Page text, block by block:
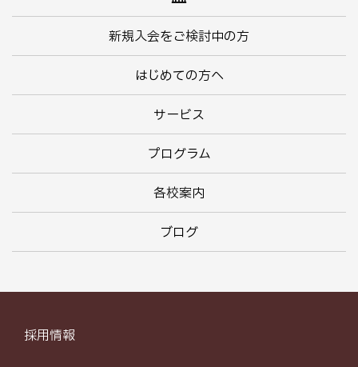
新規入会をご検討中の方
はじめての方へ
サービス
プログラム
各校案内
ブログ
採用情報